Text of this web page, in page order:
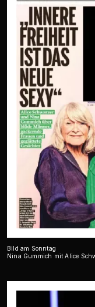
Bild am Sonntag
Nina Gummich mit Alice